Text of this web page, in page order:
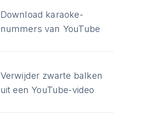
Download karaoke-
nummers van YouTube
Verwijder zwarte balken
uit een YouTube-video